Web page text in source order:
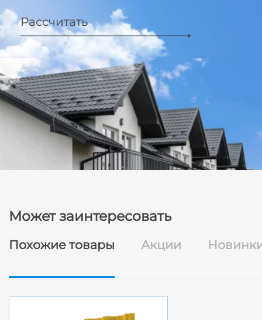
Рассчитать
Может заинтересовать
Похожие товары Акции